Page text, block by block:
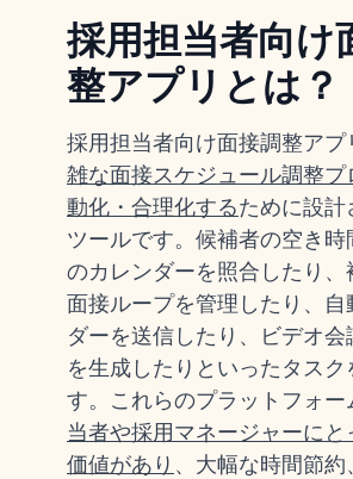
採用担当者向け
整アプリとは？
採用担当者向け面接調整アプ
雑な面接スケジュール調整プ
動化・合理化するために設
ツールです。候補者の空き時
のカレンダーを照合したり
面接ループを管理したり、自
ダーを送信したり、ビデオ会
を生成したりといったタスク
す。これらのプラットフォー
当者や採用マネージャーにと
価値があり 、大幅な時間節約